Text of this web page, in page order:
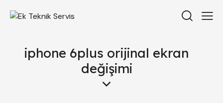
iphone 6plus orijinal ekran
değişimi